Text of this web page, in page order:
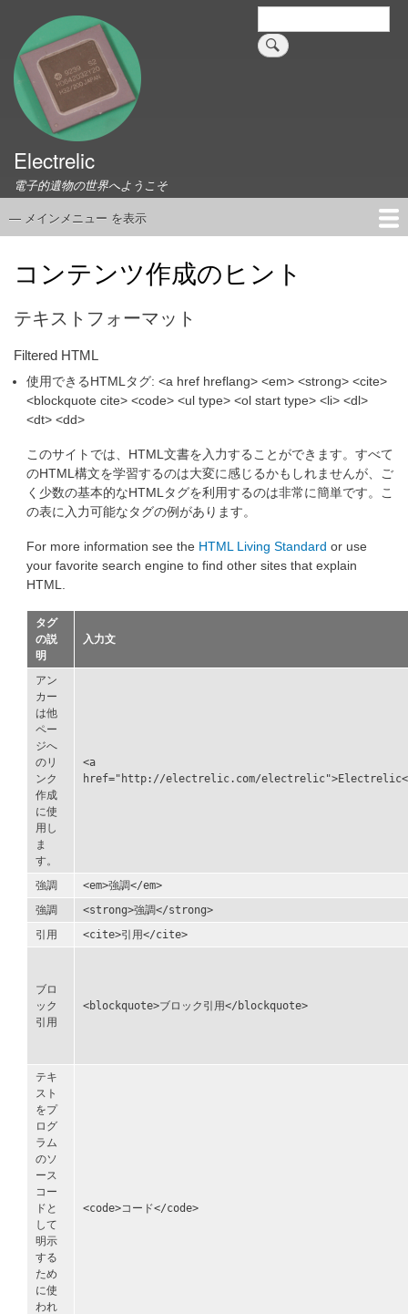
検
索
Electrelic
電子的遺物の世界へようこそ
メ
— メインメニュー を表示
コンテンツ作成のヒント
テキストフォーマット
Filtered HTML
使用できるHTMLタグ: <a href hreflang> <em> <strong> <cite>
<blockquote cite> <code> <ul type> <ol start type> <li> <dl>
<dt> <dd>
このサイトでは、HTML文書を入力することができます。すべて
のHTML構文を学習するのは大変に感じるかもしれませんが、ご
く少数の基本的なHTMLタグを利用するのは非常に簡単です。こ
の表に入力可能なタグの例があります。
For more information see the HTML Living Standard or use
your favorite search engine to find other sites that explain
HTML.
タグ
の説
明
入力文
アン
カー
は他
ペー
ジへ
のリ
ンク
作成
に使
用し
ま
す。
<a
href="http://electrelic.com/
強調
<em>強調</em>
強調
<strong>強調</strong>
引用
<cite>引用</cite>
ブロ
ック
引用
<blockquote>ブロック引用</blockquote>
テキ
スト
をプ
ログ
ラム
のソ
ース
コー
ドと
して
明示
する
ため
に使
われ
<code>コード</code>